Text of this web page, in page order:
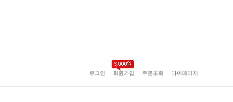
로그인 회원가입 주문조회 마이페이지